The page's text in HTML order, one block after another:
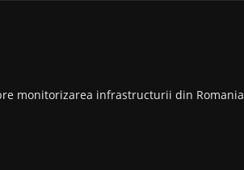
monitorizarea infrastructurii din Romania